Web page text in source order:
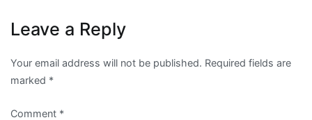
Leave a Reply
Your email address will not be published. Required fields are
marked *
Comment *